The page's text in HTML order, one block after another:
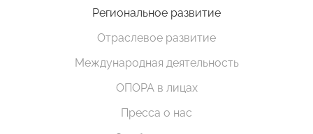
Региональное развитие
Отраслевое развитие
Международная деятельность
ОПОРА в лицах
Пресса о нас